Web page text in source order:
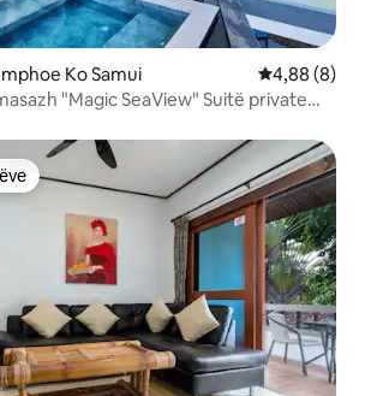
Ko Samui Vlerësimi
4,88 (8)
"Magic SeaView" Suitë private